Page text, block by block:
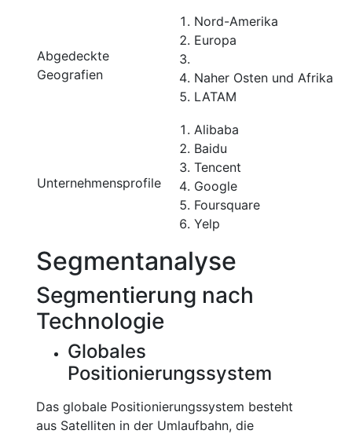
Abgedeckte
Geografien
Nord-Amerika
Europa
Naher Osten und Afrika
LATAM
Unternehmensprofile
Alibaba
Baidu
Tencent
Google
Foursquare
Yelp
Segmentanalyse
Segmentierung nach
Technologie
Globales
Positionierungssystem
Das globale Positionierungssystem besteht
aus Satelliten in der Umlaufbahn, die